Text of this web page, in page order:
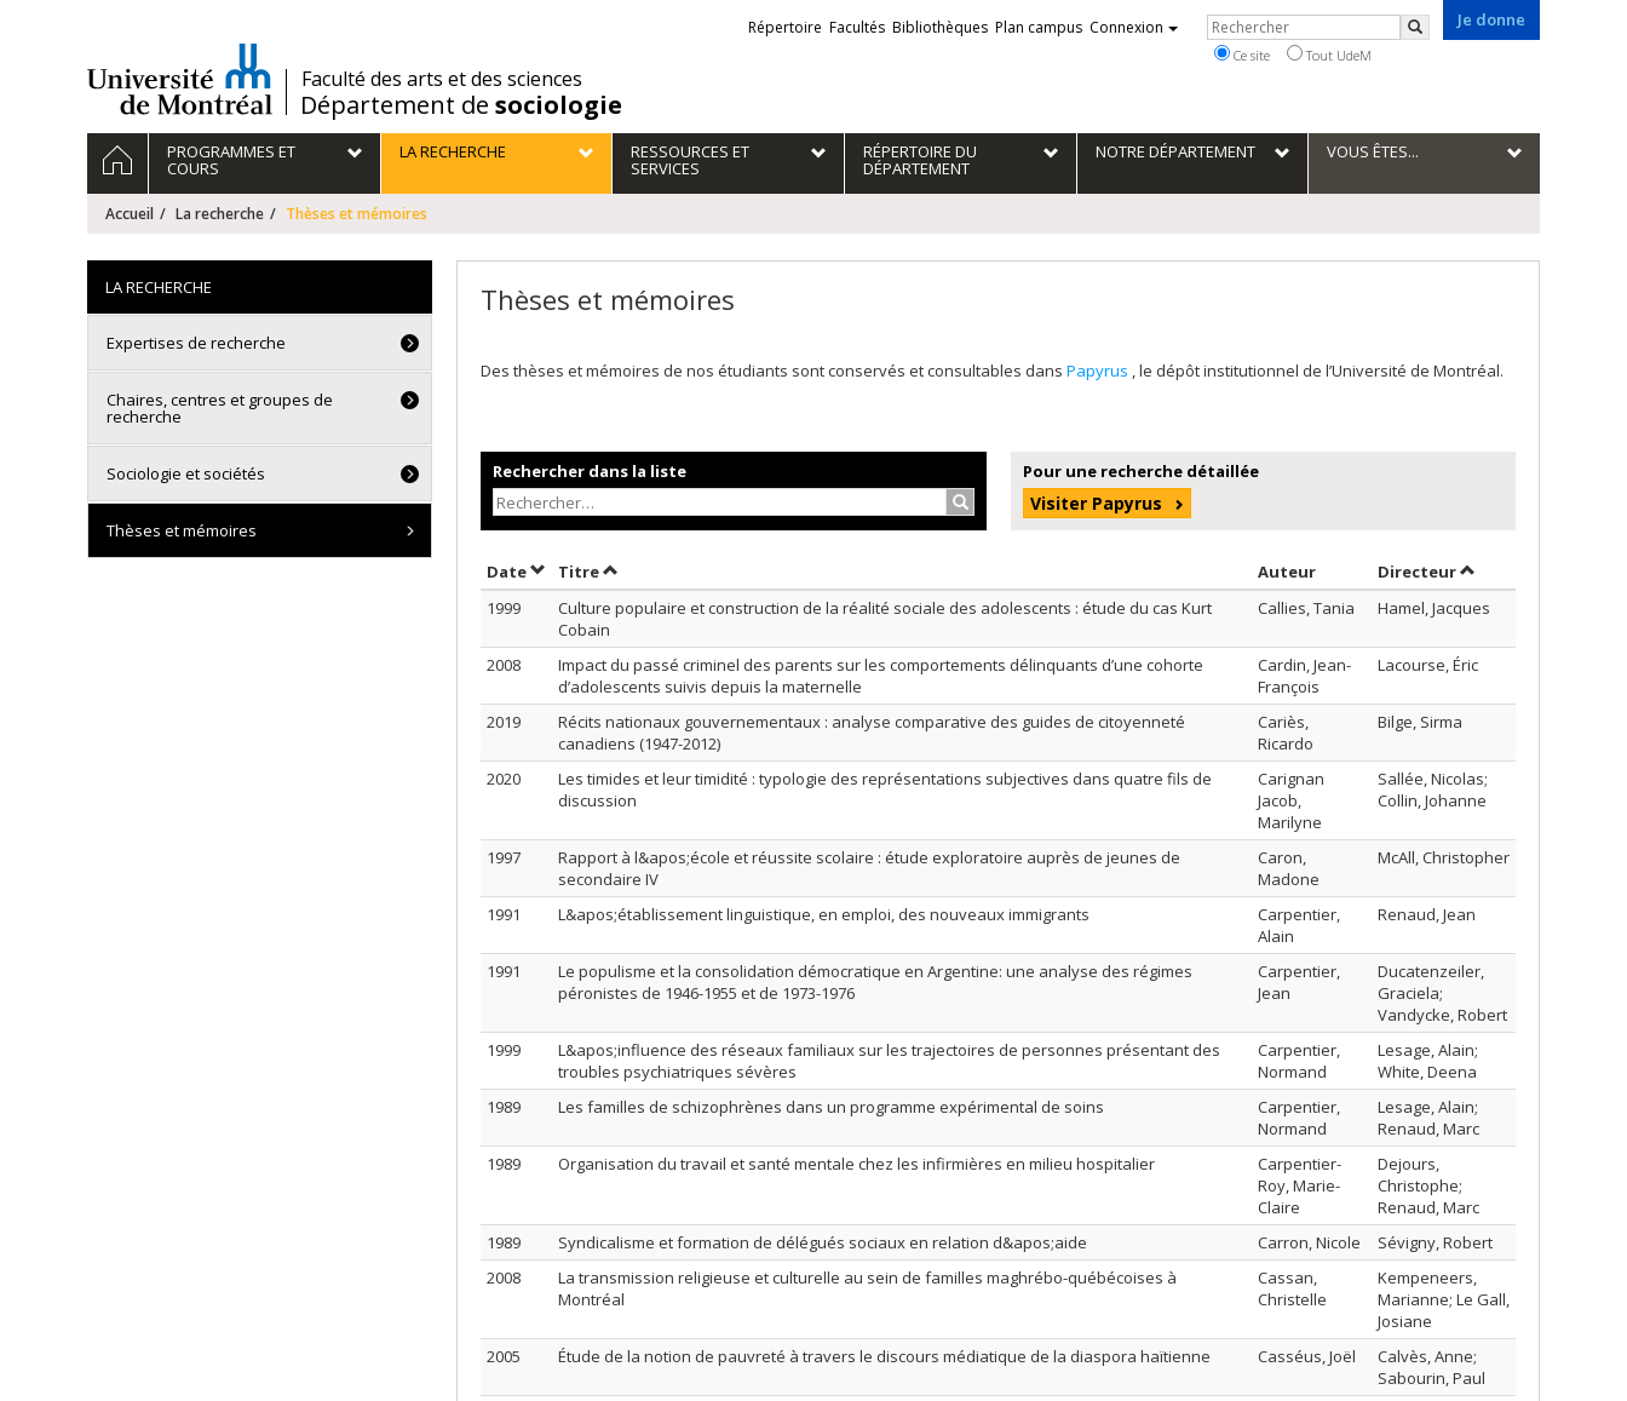
/Faculté des arts et des sciences
Département de sociologie
Je donne
Liens
externes
Répertoire Facultés Bibliothèques Plan campus Connexion Rechercher
Rechercher
Ce site Tout UdeM
Navigation
principale
ACCUEILPROGRAMMES ET
COURS
LA RECHERCHE RESSOURCES ET
SERVICES
RÉPERTOIRE DU
DÉPARTEMENT
NOTRE DÉPARTEMENT VOUS ÊTES...
Accueil La recherche Thèses et mémoires
Thèses et mémoires
Des thèses et mémoires de nos étudiants sont conservés et consultables dans Papyrus , le dépôt institutionnel de l’Université de Montréal.
Rechercher dans la liste
Rechercher…
Pour une recherche détaillée
Visiter Papyrus
DateTrier par date en ordre croissant
TitreTrier par titre en ordre croissant Auteur Trier par auteur en ordre croissant
Directeurpar contributeur
1999
Culture populaire et construction de la réalité sociale des adolescents : étude du cas Kurt
Cobain
Callies, Tania Hamel, Jacques
2008
Impact du passé criminel des parents sur les comportements délinquants d’une cohorte
d’adolescents suivis depuis la maternelle
Cardin, Jean-
François
Lacourse, Éric
2019
Récits nationaux gouvernementaux : analyse comparative des guides de citoyenneté
canadiens (1947-2012)
Cariès,
Ricardo
Bilge, Sirma
2020
Les timides et leur timidité : typologie des représentations subjectives dans quatre fils de
discussion
Carignan
Jacob,
Marilyne
Sallée, Nicolas;
Collin, Johanne
1997
Rapport à l&apos;école et réussite scolaire : étude exploratoire auprès de jeunes de
secondaire IV
Caron,
Madone
McAll, Christopher
1991 L&apos;établissement linguistique, en emploi, des nouveaux immigrants
Carpentier,
Alain
Renaud, Jean
1991
Le populisme et la consolidation démocratique en Argentine: une analyse des régimes
péronistes de 1946-1955 et de 1973-1976
Carpentier,
Jean
Ducatenzeiler,
Graciela;
Vandycke, Robert
1999
L&apos;influence des réseaux familiaux sur les trajectoires de personnes présentant des
troubles psychiatriques sévères
Carpentier,
Normand
Lesage, Alain;
White, Deena
1989
Les familles de schizophrènes dans un programme expérimental de soins
Carpentier,
Normand
Lesage, Alain;
Renaud, Marc
1989
Organisation du travail et santé mentale chez les infirmières en milieu hospitalier
Carpentier-
Roy, Marie-
Claire
Dejours,
Christophe;
Renaud, Marc
1989
Syndicalisme et formation de délégués sociaux en relation d&apos;aide Carron, Nicole
Sévigny, Robert
2008
La transmission religieuse et culturelle au sein de familles maghrébo-québécoises à
Montréal
Cassan,
Christelle
Kempeneers,
Marianne; Le Gall,
Josiane
2005
Étude de la notion de pauvreté à travers le discours médiatique de la diaspora haïtienne Casséus, Joël
Calvès, Anne;
Sabourin, Paul
LA RECHERCHE
Expertises de recherche
Chaires, centres et groupes de
recherche
Sociologie et sociétés
Thèses et mémoires